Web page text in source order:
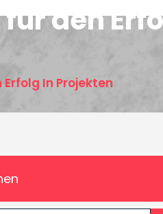
den
In Projekten